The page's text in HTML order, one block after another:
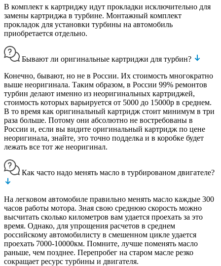
В комплект к картриджу идут прокладки исключительно для
замены картриджа в турбине. Монтажный комплект
прокладок для установки турбины на автомобиль
приобретается отдельно.
Бывают ли оригинальные картриджи для турбин?
Конечно, бывают, но не в России. Их стоимость многократно
выше неоригинала. Таким образом, в России 99% ремонтов
турбин делают именно из неоригинальных картриджей,
стоимость которых варьируется от 5000 до 15000р в среднем.
В то время как оригинальный картридж стоит минимум в три
раза больше. Потому они абсолютно не востребованы в
России и, если вы видите оригинальный картридж по цене
неоригинала, знайте, это точно подделка и в коробке будет
лежать все тот же неоригинал.
Как часто надо менять масло в турбированом двигателе?
На легковом автомобиле правильно менять масло каждые 300
часов работы мотора. Зная свою среднюю скорость можно
высчитать сколько километров вам удается проехать за это
время. Однако, для упрощения расчетов в среднем
российскому автомобилисту в смешенном цикле удается
проехать 7000-10000км. Помните, лучше поменять масло
раньше, чем позднее. Перепробег на старом масле резко
сокращает ресурс турбины и двигателя.